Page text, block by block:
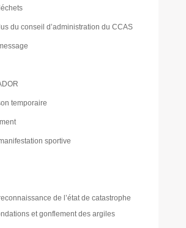
du conseil d’administration du CCAS
temporaire
sportive
de l’état de catastrophe
et gonflement des argiles